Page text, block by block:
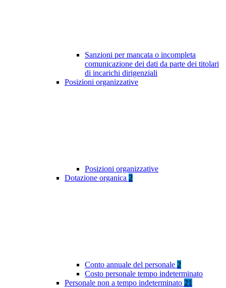
Sanzioni per mancata o incompleta
comunicazione dei dati da parte dei titolari
di incarichi dirigenziali
Posizioni organizzative
Posizioni organizzative
Dotazione organica 2
Conto annuale del personale 2
Costo personale tempo indeterminato
Personale non a tempo indeterminato 21